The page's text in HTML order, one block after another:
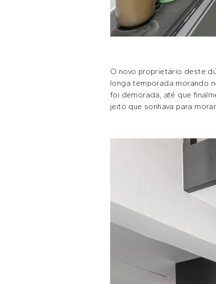
O novo proprietário deste
longa temporada morando
foi demorada, até que
jeito que sonhava para morar